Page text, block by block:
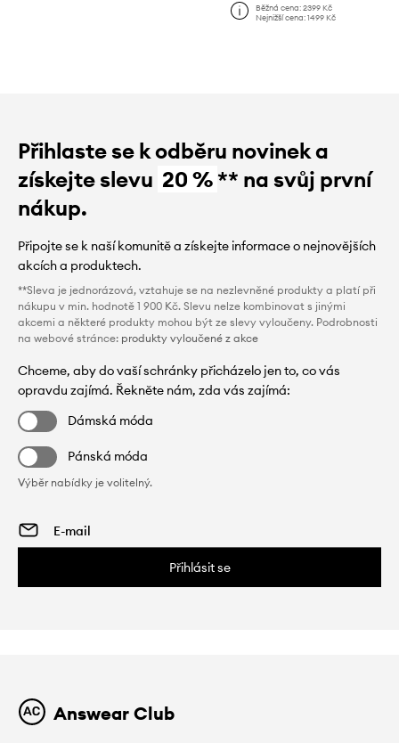
Běžná cena: 2399 Kč
Nejnižší cena: 1499 Kč
Přihlaste se k odběru novinek a
získejte slevu 20 %** na svůj první
nákup.
Připojte se k naší komunitě a získejte informace o nejnovějších
akcích a produktech.
**Sleva je jednorázová, vztahuje se na nezlevněné produkty a platí při
nákupu v min. hodnotě 1 900 Kč. Slevu nelze kombinovat s jinými
akcemi a některé produkty mohou být ze slevy vyloučeny. Podrobnosti
na webové stránce: produkty vyloučené z akce
Chceme, aby do vaší schránky přicházelo jen to, co vás
opravdu zajímá. Řekněte nám, zda vás zajímá:
Dámská móda
Pánská móda
Výběr nabídky je volitelný.
Přihlásit se
Answear Club